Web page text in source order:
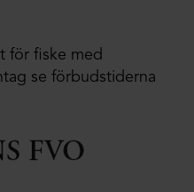
för fiske med
se förbudstiderna